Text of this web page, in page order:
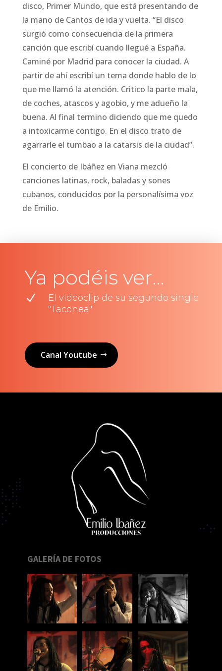
disco, Primer Mundo, que está presentando de
la mano de Cantos de ida y vuelta. “El disco
surgió como consecuencia de la primera
canción que escribí cuando llegué a España.
Caminé por Madrid para conocer la ciudad. A
partir de ahí escribí un tema donde hablo de lo
que me llamó la atención. Critico la parte mala,
de coches, atascos y agobio, y me adueño la
buena. Al final termino diciendo que me quedo
a intoxicarme contigo. En el disco trato de
agarrarle el tumbao a la catarsis de la ciudad”.
El concierto de Ibáñez en Viana mezcló
canciones latinas, rock, baladas y sones
cubanos, conducidos por la personalísima voz
de Emilio.
Ya podéis ver…
N
El videoclip de su segundo single
"Taconea"
Canal Youtube
GALERÍA DE FOTOS